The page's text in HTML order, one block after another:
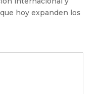
hoy expanden los